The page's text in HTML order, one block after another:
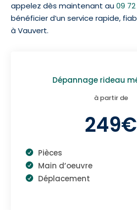
appelez dès maintenant au09
bénéficier d’un service rapide,
à Vauvert.
Dépannage rideau
à partir de
249€
Pièces
Main d’oeuvre
Déplacement